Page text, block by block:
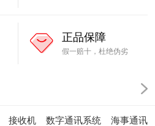
正品保障
假一赔十，杜绝伪劣
接收机 数字通讯系统 海事通讯